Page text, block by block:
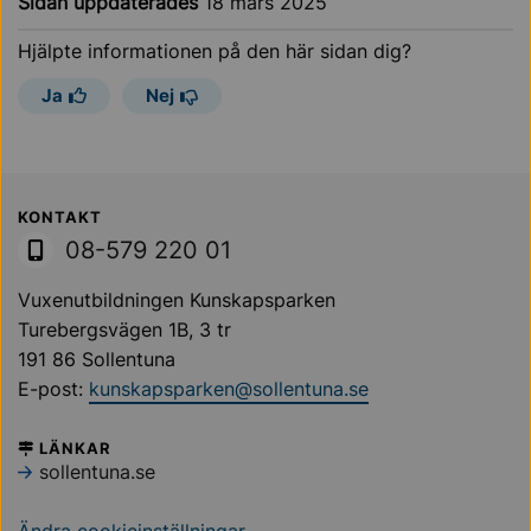
Hjälpte informationen på den här sidan dig?
Ja Nej
Sollentuna Kommun
KONTAKT
08-579 220 01
Vuxenutbildningen Kunskapsparken
Turebergsvägen 1B, 3 tr
191 86 Sollentuna
E-post: kunskapsparken@sollentuna.se
LÄNKAR
sollentuna.se